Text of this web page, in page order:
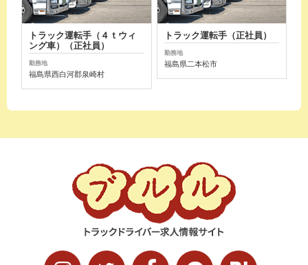
トラック運転手（４ｔウィ
ング車）（正社員）
勤務地
福島県西白河郡泉崎村
トラック運転手（正社員）
勤務地
福島県二本松市